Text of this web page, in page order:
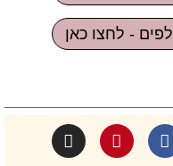
- לחצו כאן